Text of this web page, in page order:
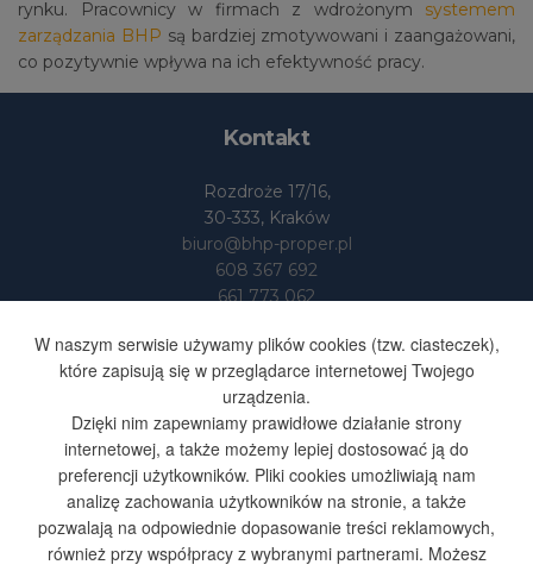
rynku. Pracownicy w firmach z wdrożonym systemem
zarządzania BHP są bardziej zmotywowani i zaangażowani,
co pozytywnie wpływa na ich efektywność pracy​.
Kontakt
Rozdroże 17/16,
30-333, Kraków
biuro@bhp-proper.pl
608 367 692
661 773 062
Dane
BHP-PROPER S.SUFA I S-KA
SPÓŁKA JAWNA
NIP 676 251 48 35
REGON 365603164
W naszym serwisie używamy plików cookies (tzw. ciasteczek),
które zapisują się w przeglądarce internetowej Twojego
urządzenia.
Dzięki nim zapewniamy prawidłowe działanie strony
internetowej, a także możemy lepiej dostosować ją do
preferencji użytkowników. Pliki cookies umożliwiają nam
analizę zachowania użytkowników na stronie, a także
pozwalają na odpowiednie dopasowanie treści reklamowych,
również przy współpracy z wybranymi partnerami. Możesz